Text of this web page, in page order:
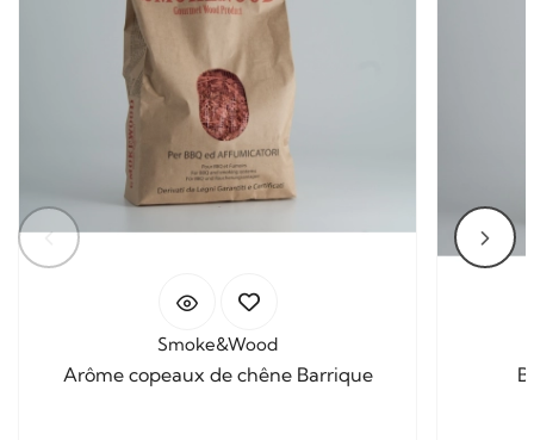
Smoke&Wood
Arôme copeaux de chêne Barrique